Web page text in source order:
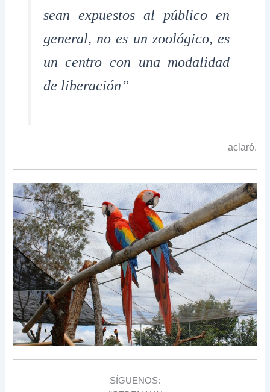
sean expuestos al público en
general, no es un zoológico, es
un centro con una modalidad
de liberación”
aclaró.
SÍGUENOS: